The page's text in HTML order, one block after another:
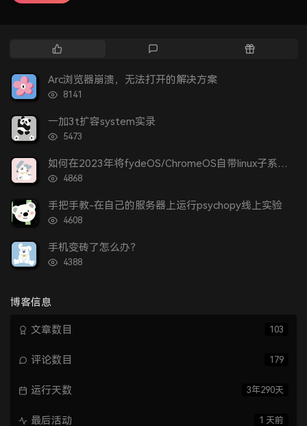
热
文
章
评
随
Arc浏览器崩溃，无法打开的解决方案
浏
次
8141
一加3t扩容system实录
浏
次
5473
如何在2023年将fydeOS/ChromeOS自带linux子系统更改为arch？
浏
次
4868
手把手教-在自己的服务器上运行psychopy线上实验
浏
次
数:
4608
手机变砖了怎么办？
浏
4388
博客信息
103
文章数目
179
评论数目
3年290天
运行天数
1 天前
最后活动